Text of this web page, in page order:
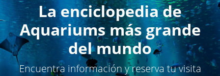
La enciclopedia de
Aquariums más grande
del mundo
Encuentra información y reserva tu visita